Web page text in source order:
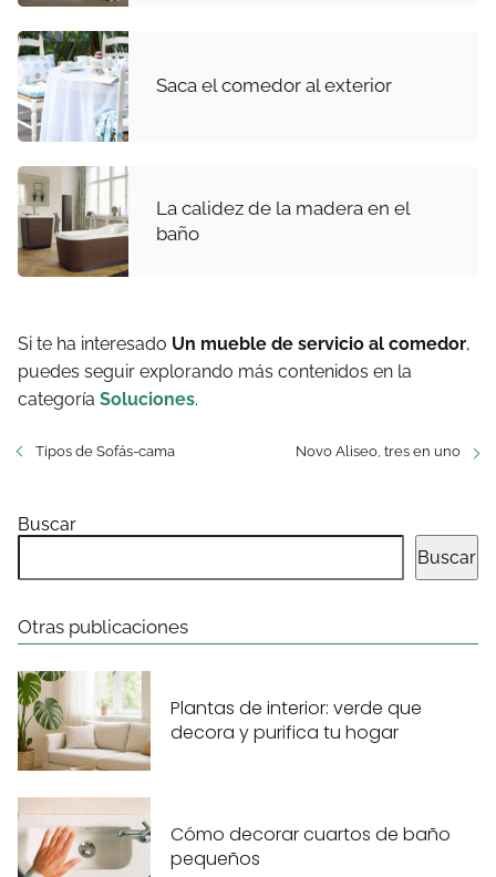
Saca el comedor al exterior
La calidez de la madera en el
baño
Si te ha interesado Un mueble de servicio al comedor,
puedes seguir explorando más contenidos en la
categoría Soluciones.
Tipos de Sofás-cama Novo Aliseo, tres en uno
Buscar
Buscar
Otras publicaciones
Plantas de interior: verde que
decora y purifica tu hogar
Cómo decorar cuartos de baño
pequeños